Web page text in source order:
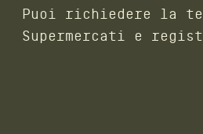
Puoi richiedere la
Supermercati e